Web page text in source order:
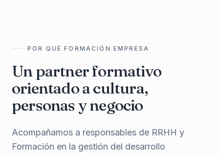
POR QUÉ FORMACIÓN EMPRESA
Un partner formativo
orientado a cultura,
personas y negocio
Acompañamos a responsables de RRHH y
Formación en la gestión del desarrollo